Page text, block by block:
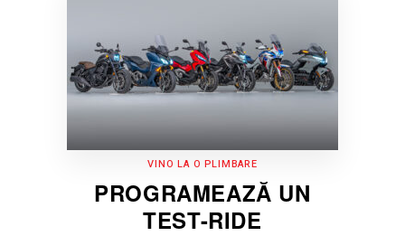
VINO LA O PLIMBARE
PROGRAMEAZĂ UN
TEST-RIDE